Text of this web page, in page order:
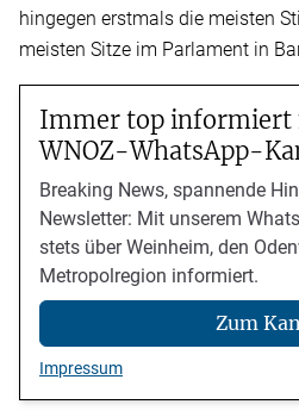
hingegen erstmals die meisten
meisten Sitze im Parlament in
Immer top informiert
WNOZ-WhatsApp-
Breaking News, spannende
Newsletter: Mit unserem
stets über Weinheim, den
Metropolregion informiert.
Zum
Impressum